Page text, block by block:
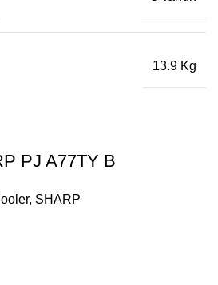
13.9 Kg
PJ A77TY B
, SHARP